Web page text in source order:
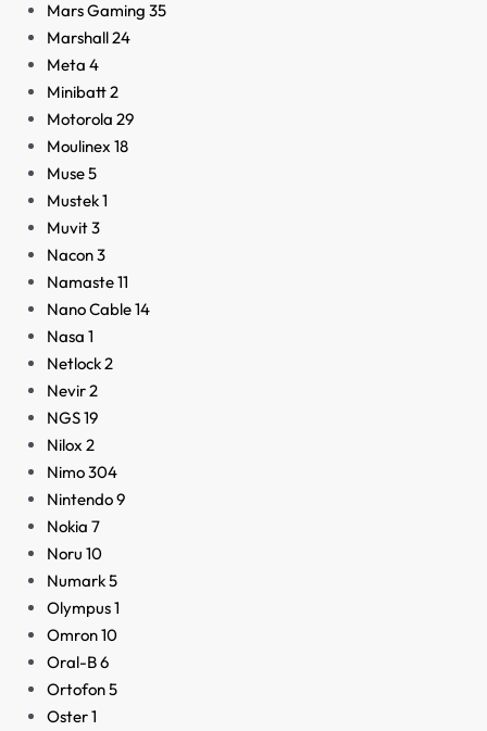
Mars Gaming 35
Marshall24
Meta 4
Minibatt2
Motorola 29
Moulinex 18
Muse5
Mustek1
Muvit3
Nacon3
Namaste11
Nano Cable14
Nasa 1
Netlock2
Nevir2
NGS19
Nilox 2
Nimo304
Nintendo9
Nokia 7
Noru 10
Numark5
Olympus1
Omron10
Oral-B6
Ortofon5
Oster1